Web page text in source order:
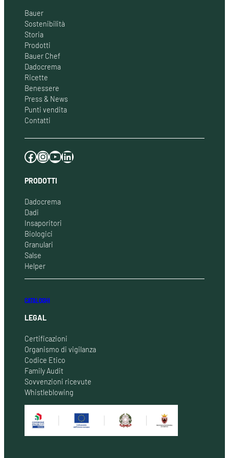
Bauer
Sostenibilità
Storia
Prodotti
Bauer Chef
Dadocrema
Ricette
Benessere
Press & News
Punti vendita
Contatti
Facebook Instagram YouTube LinkedIn
PRODOTTI
Dadocrema
Dadi
Insaporitori
Biologici
Granulari
Salse
Helper
CATALOGHI
LEGAL
Certificazioni
Organismo di vigilanza
Codice Etico
Family Audit
Sovvenzioni ricevute
Whistleblowing